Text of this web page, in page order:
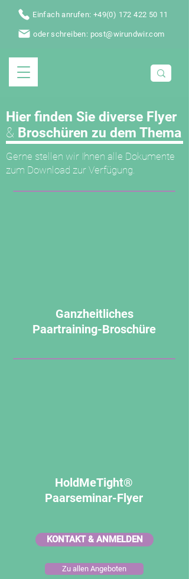
Einfach anrufen: +49(0) 172 422 50 11
oder schreiben: post@wirundwir.com
Hier finden Sie diverse Flyer
& Broschüren zu dem Thema
Gerne stellen wir Ihnen alle Dokumente
zum Download zur Verfügung.
Ganzheitliches
Paartraining-Broschüre
HoldMeTight®
Paarseminar-Flyer
KONTAKT & ANMELDEN
Zu allen Angeboten